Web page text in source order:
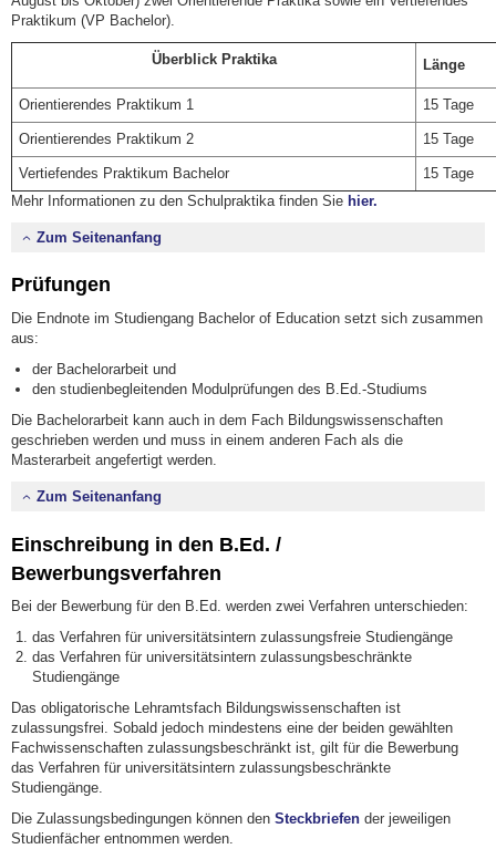
Praktikum (VP Bachelor).
Überblick Praktika Länge
Orientierendes Praktikum 1 15 Tage
Orientierendes Praktikum 2 15 Tage
Vertiefendes Praktikum Bachelor
15 Tage
Mehr Informationen zu den Schulpraktika finden Sie hier.
Zum Seitenanfang
Prüfungen
Die Endnote im Studiengang Bachelor of Education setzt sich zusammen
aus:
der Bachelorarbeit und
den studienbegleitenden Modulprüfungen des B.Ed.-Studiums
Die Bachelorarbeit kann auch in dem Fach Bildungswissenschaften
geschrieben werden und muss in einem anderen Fach als die
Masterarbeit angefertigt werden.
Zum Seitenanfang
Einschreibung in den B.Ed. /
Bewerbungsverfahren
Bei der Bewerbung für den B.Ed. werden zwei Verfahren unterschieden:
das Verfahren für universitätsintern zulassungsfreie Studiengänge
das Verfahren für universitätsintern zulassungsbeschränkte
Studiengänge
Das obligatorische Lehramtsfach Bildungswissenschaften ist
zulassungsfrei. Sobald jedoch mindestens eine der beiden gewählten
Fachwissenschaften zulassungsbeschränkt ist, gilt für die Bewerbung
das Verfahren für universitätsintern zulassungsbeschränkte
Studiengänge.
Die Zulassungsbedingungen können den Steckbriefen der jeweiligen
Studienfächer entnommen werden.